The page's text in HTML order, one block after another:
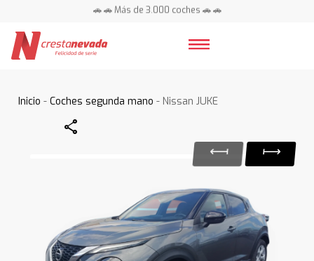
🚗 🚗 Más de 3.000 coches 🚗 🚗
Inicio -Coches segunda mano - Nissan JUKE
Share